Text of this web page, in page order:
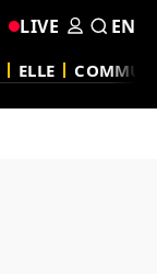
ELLE
LIVE EN